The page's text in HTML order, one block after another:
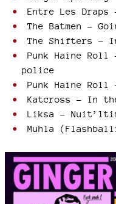
Entre Les Draps
The Batmen -
The Shifters -
Punk Haine
police
Punk Haine
Katcross - In
Liksa -
Muhla